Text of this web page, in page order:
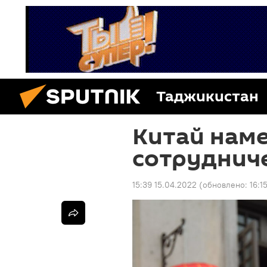
Таджикистан
Китай
15:39 15.04.2022 (обновлено: